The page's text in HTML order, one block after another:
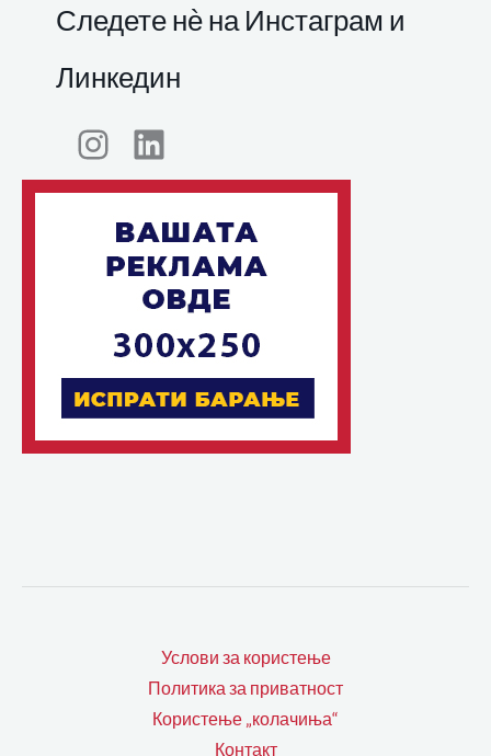
Следете нѐ на Инстаграм и
Линкедин
Услови за користење
Политика за приватност
Користење „колачиња“
Контакт